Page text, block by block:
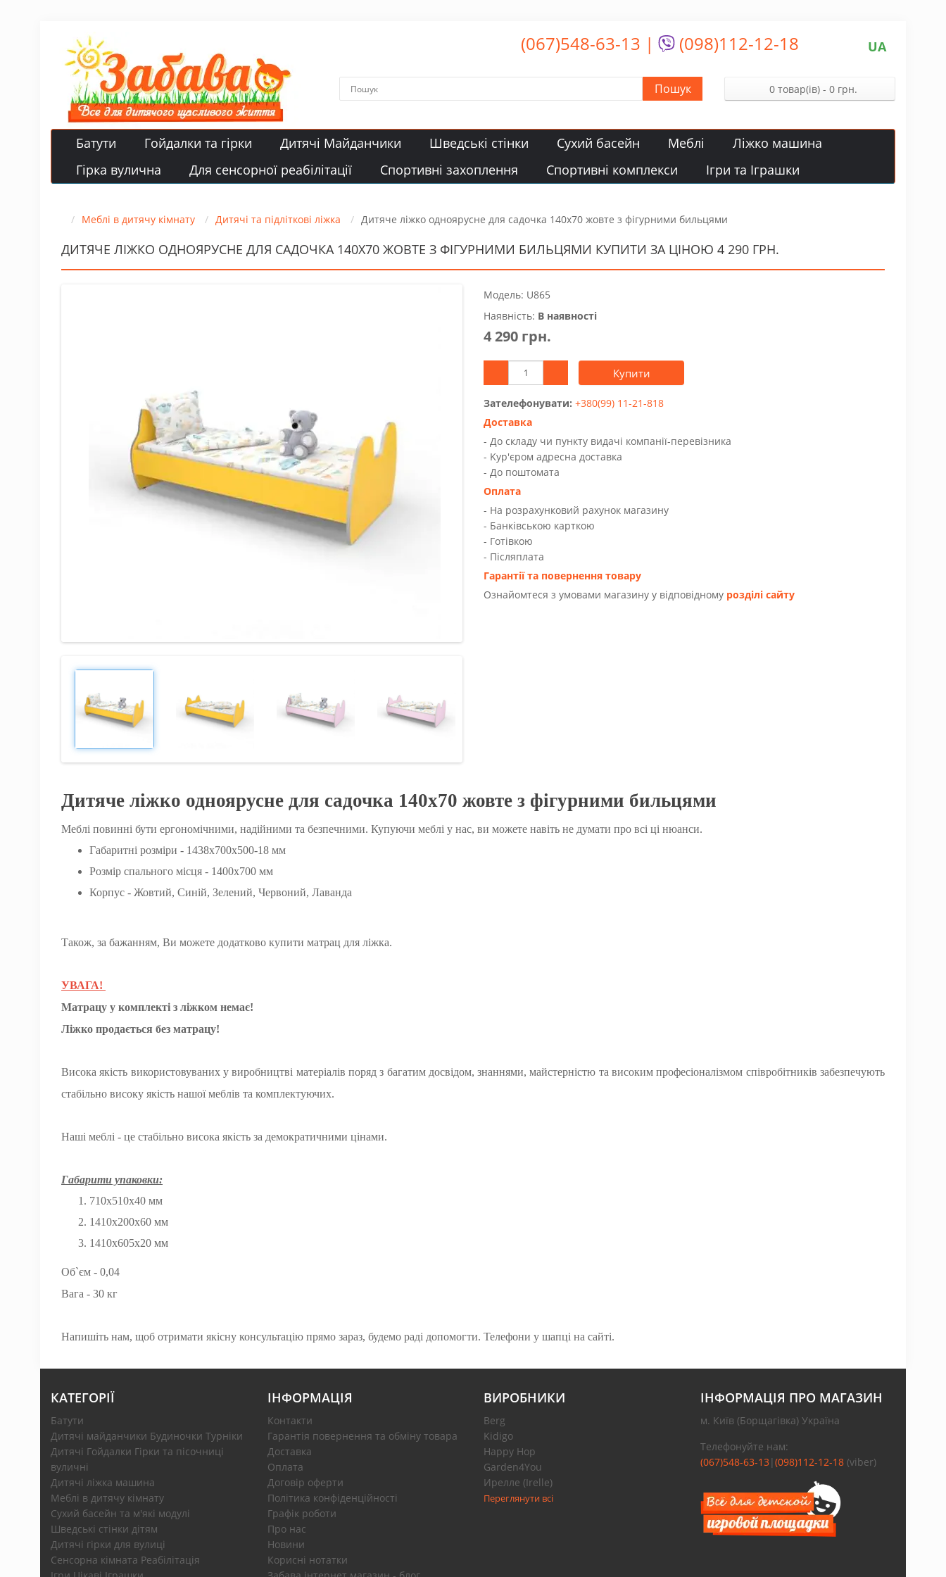
(067)548-63-13 | (098)112-12-18 UA
Пошук 0 товар(ів) - 0 грн.
Батути Гойдалки та гірки Дитячі Майданчики Шведські стінки Сухий басейн Меблі
Ліжко машина
Гірка вулична
Для сенсорної реабілітації Спортивні захоплення Спортивні комплекси Ігри та Іграшки
Меблі в дитячу кімнату Дитячі та підліткові ліжка Дитяче ліжко одноярусне для садочка 140х70 жовте з фігурними бильцями
ДИТЯЧЕ ЛІЖКО ОДНОЯРУСНЕ ДЛЯ САДОЧКА 140Х70 ЖОВТЕ З ФІГУРНИМИ БИЛЬЦЯМИ КУПИТИ ЗА ЦІНОЮ 4 290 ГРН.
Модель: U865
Наявність: В наявності
4 290 грн.
Купити
Зателефонувати: +380(99) 11-21-818
Доставка
- До складу чи пункту видачі компанії-перевізника
- Kур'єром адресна доставка
- До поштомата
Оплата
- На розрахунковий рахунок магазину
- Банківською карткою
- Готівкою
- Післяплата
Гарантії та повернення товару
Ознайомтеся з умовами магазину у відповідному розділі сайту
Дитяче ліжко одноярусне для садочка 140х70 жовте з фігурними бильцями
Меблі повинні бути ергономічними, надійними та безпечними. Купуючи меблі у нас, ви можете навіть не думати про всі ці нюанси.
Габаритні розміри - 1438х700х500-18 мм
Розмір спального місця - 1400х700 мм
Корпус - Жовтий, Синій, Зелений, Червоний, Лаванда
Також, за бажанням, Ви можете додатково купити матрац для ліжка.
УВАГА!
Матрацу у комплекті з ліжком немає!
Ліжко продається без матрацу!
Висока якість використовуваних у виробництві матеріалів поряд з багатим досвідом, знаннями, майстерністю та високим професіоналізмом співробітників забезпечують
стабільно високу якість нашої меблів та комплектуючих.
Наші меблі - це стабільно висока якість за демократичними цінами.
Габарити упаковки:
710х510х40 мм
1410х200х60 мм
1410х605х20 мм
Об`єм - 0,04
Вага - 30 кг
Напишіть нам, щоб отримати якісну консультацію прямо зараз, будемо раді допомогти. Телефони у шапці на сайті.
КАТЕГОРІЇ
Батути
Дитячі майданчики Будиночки Турніки
Дитячі Гойдалки Гірки та пісочниці
вуличні
Дитячі ліжка машина
Меблі в дитячу кімнату
Сухий басейн та м'які модулі
Шведські стінки дітям
Дитячі гірки для вулиці
Сенсорна кімната Реабілітація
ІНФОРМАЦІЯ
Контакти
Гарантія повернення та обміну товара
Доставка
Оплата
Договір оферти
Політика конфіденційності
Графік роботи
Про нас
Новини
Корисні нотатки
ВИРОБНИКИ
Berg
Kidigo
Happy Hop
Garden4You
Ирелле (Irelle)
Переглянути всі
ІНФОРМАЦІЯ ПРО МАГАЗИН
м. Київ (Борщагівка) Україна
Телефонуйте нам:
(067)548-63-13| (098)112-12-18(viber)